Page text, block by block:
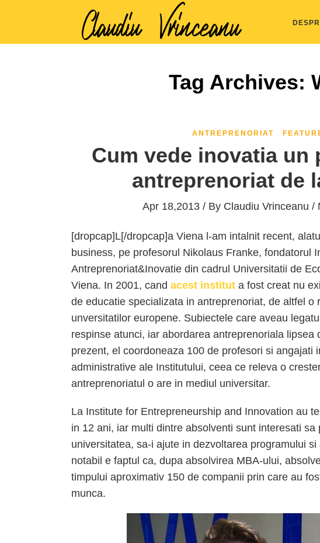
Tag Archives:
ANTREPRENORIAT
Cum vede inovatia un
antreprenoriat de
Apr 18,2013 / By Claudiu Vrinceanu /
[dropcap]L[/dropcap]a Viena l-am intalnit recent,
business, pe profesorul Nikolaus Franke, fondatorul
Antreprenoriat&Inovatie din cadrul Universitatii de
Viena. In 2001, cand acest institut a fost creat nu
de educatie specializata in antreprenoriat, de altfel o
unversitatilor europene. Subiectele care aveau
respinse atunci, iar abordarea antreprenoriala lipsea
prezent, el coordoneaza 100 de profesori si angajati
administrative ale Institutului, ceea ce releva o
antreprenoriatul o are in mediul universitar.
La Institute for Entrepreneurship and Innovation au
in 12 ani, iar multi dintre absolventi sunt interesati sa
universitatea, sa-i ajute in dezvoltarea programului
notabil e faptul ca, dupa absolvirea MBA-ului,
timpului aproximativ 150 de companii prin care au
munca.